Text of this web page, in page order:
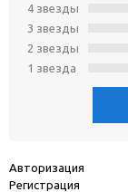
4 звeзды
3 звeзды
2 звeзды
1 звeзда
Авторизация
Регистрация